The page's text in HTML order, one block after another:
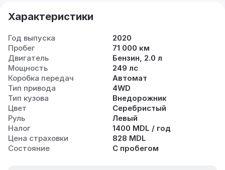
Характеристики
Год выпуска
2020
Пробег
71 000 км
Двигатель
Бензин, 2.0 л
Мощность
249 лс
Коробка передач
Автомат
Тип привода
4WD
Тип кузова
Внедорожник
Цвет
Серебристый
Руль
Левый
Налог
1400 MDL / год
Цена страховки
828 MDL
Состояние
С пробегом